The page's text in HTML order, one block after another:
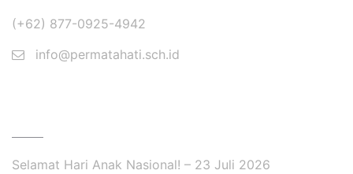
(+62) 877-0925-4942
info@permatahati.sch.id
Selamat Hari Anak Nasional! – 23 Juli 2026